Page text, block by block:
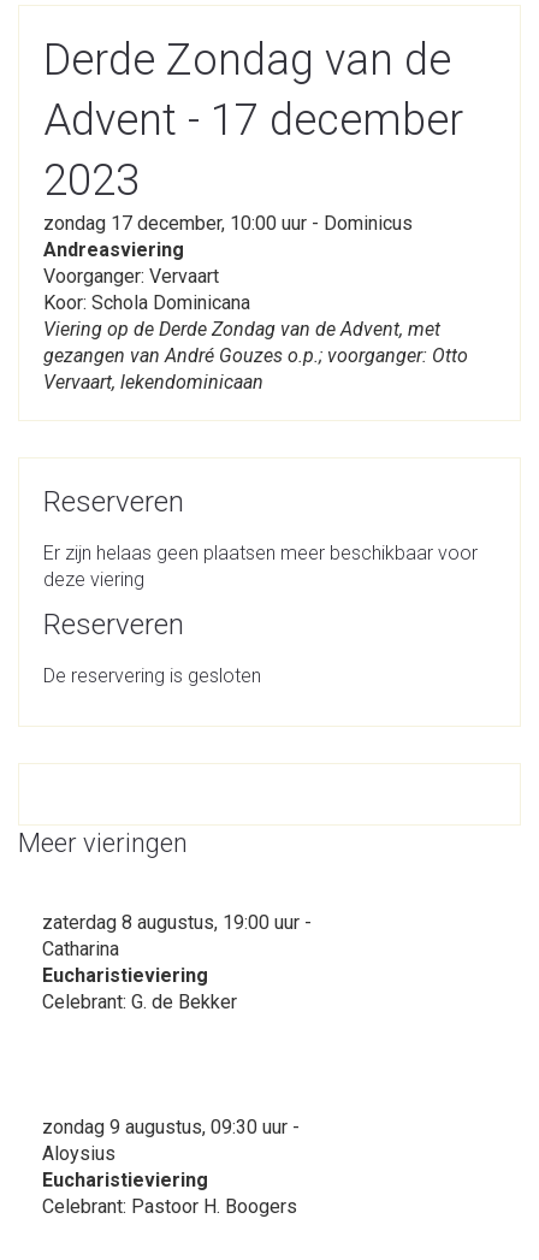
Derde Zondag van de
Advent - 17 december
2023
zondag 17 december, 10:00 uur - Dominicus
Andreasviering
Voorganger: Vervaart
Koor: Schola Dominicana
Viering op de Derde Zondag van de Advent, met
gezangen van André Gouzes o.p.; voorganger: Otto
Vervaart, lekendominicaan
Reserveren
Er zijn helaas geen plaatsen meer beschikbaar voor
deze viering
Reserveren
De reservering is gesloten
Meer vieringen
zaterdag 8 augustus, 19:00 uur -
Catharina
Eucharistieviering
Celebrant: G. de Bekker
zondag 9 augustus, 09:30 uur -
Aloysius
Eucharistieviering
Celebrant: Pastoor H. Boogers